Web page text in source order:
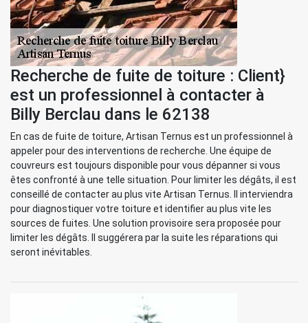
Recherche de fuite de toiture : Client}
est un professionnel à contacter à
Billy Berclau dans le 62138
En cas de fuite de toiture, Artisan Ternus est un professionnel à
appeler pour des interventions de recherche. Une équipe de
couvreurs est toujours disponible pour vous dépanner si vous
êtes confronté à une telle situation. Pour limiter les dégâts, il est
conseillé de contacter au plus vite Artisan Ternus. Il interviendra
pour diagnostiquer votre toiture et identifier au plus vite les
sources de fuites. Une solution provisoire sera proposée pour
limiter les dégâts. Il suggérera par la suite les réparations qui
seront inévitables.